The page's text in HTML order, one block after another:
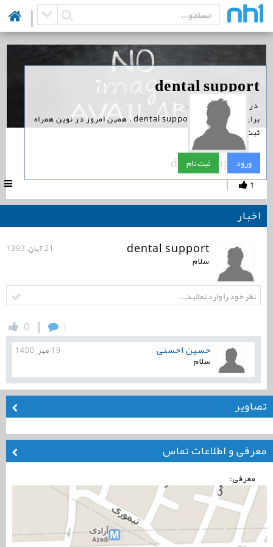
|
‏ در نوین همراه است.
برای پیگیری اخبار dental support ، همین امروز در نوین همراه
ثبت نام کنید.
ورود ثبت نام
dental support
1
|
اخبار
dental support
21 آبان, 1393
سلام
1
|
0
حسین احسنی 19 مهر, 1400
سلام
تصاویر
معرفی و اطلاعات تماس
معرفی: